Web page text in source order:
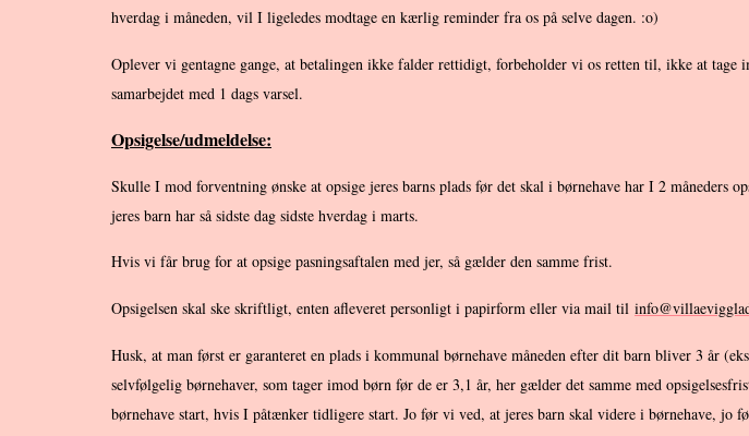
hverdag i måneden, vil I ligeledes modtage en kærlig reminder fra os på selve dagen. :o)
Oplever vi gentagne gange, at betalingen ikke falder rettidigt, forbeholder vi os retten til, ikke at tage
samarbejdet med 1 dags varsel.
Opsigelse/udmeldelse:
Skulle I mod forventning ønske at opsige jeres barns plads før det skal i børnehave har I 2 måneders
jeres barn har så sidste dag sidste hverdag i marts.
Hvis vi får brug for at opsige pasningsaftalen med jer, så gælder den samme frist.
Opsigelsen skal ske skriftligt, enten afleveret personligt i papirform eller via mail til
Husk, at man først er garanteret en plads i kommunal børnehave måneden efter dit barn bliver 3 år
selvfølgelig børnehaver, som tager imod børn før de er 3,1 år, her gælder det samme med
børnehave start, hvis I påtænker tidligere start. Jo før vi ved, at jeres barn skal videre i børnehave, jo